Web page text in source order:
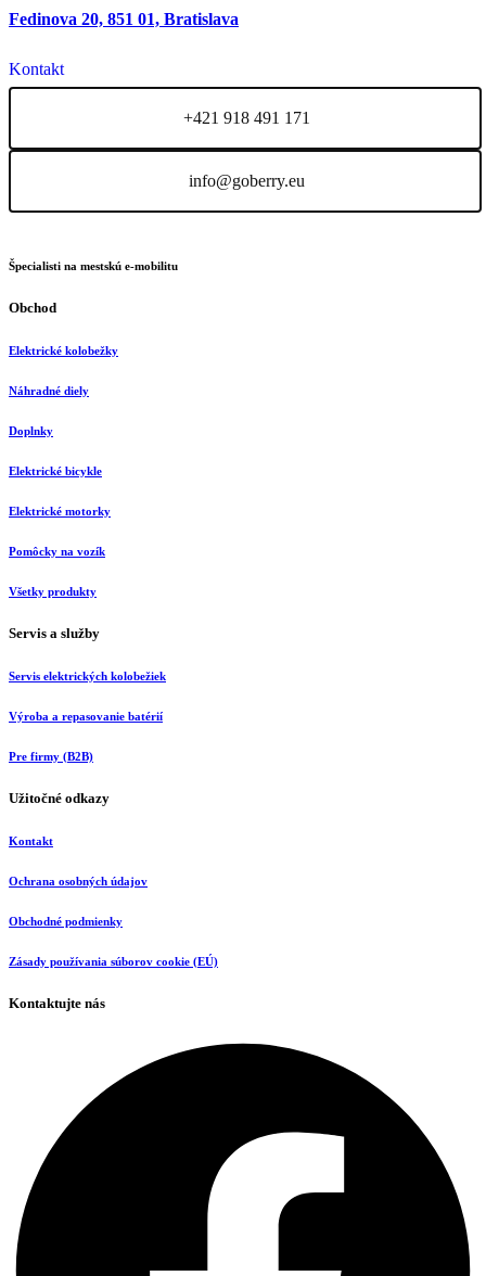
Fedinova 20, 851 01, Bratislava
Kontakt
+421 918 491 171
info@goberry.eu
Špecialisti na mestskú e-mobilitu
Obchod
Elektrické kolobežky
Náhradné diely
Doplnky
Elektrické bicykle
Elektrické motorky
Pomôcky na vozík
Všetky produkty
Servis a služby
Servis elektrických kolobežiek
Výroba a repasovanie batérií
Pre firmy (B2B)
Užitočné odkazy
Kontakt
Ochrana osobných údajov
Obchodné podmienky
Zásady používania súborov cookie (EÚ)
Kontaktujte nás